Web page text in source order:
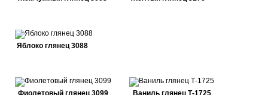
Яблоко глянец 3088
Фиолетовый глянец 3099 Ваниль глянец Т-1725